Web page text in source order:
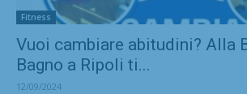
Fitness
Vuoi cambiare abitudini? Alla
Bagno a Ripoli ti...
12/09/2024